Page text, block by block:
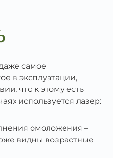
самое
в эксплуатации,
что к этому есть
используется лазер:
омоложения –
видны возрастные